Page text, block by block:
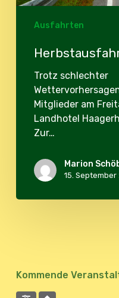
Ausfahrten
Trotz schlechter
Mitglieder am
Landhotel
Zur…
Marion
15. September
Kommende